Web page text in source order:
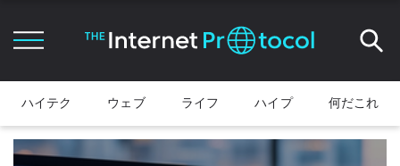
ハイテク ウェブ ライフ ハイプ 何だこれ